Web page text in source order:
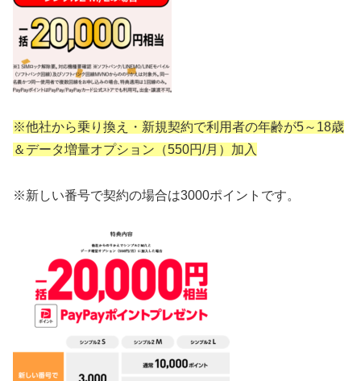
※他社から乗り換え・新規契約で利用者の年齢が5～18歳
＆データ増量オプション（550円/月）加入
※新しい番号で契約の場合は3000ポイントです。